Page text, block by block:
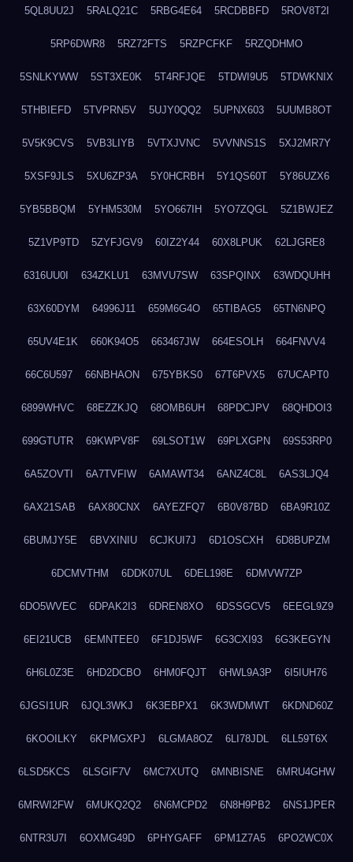
5QL8UU2J 5RALQ21C 5RBG4E64 5RCDBBFD 5ROV8T2I
5RP6DWR8 5RZ72FTS 5RZPCFKF 5RZQDHMO
5SNLKYWW 5ST3XE0K 5T4RFJQE 5TDWI9U5 5TDWKNIX
5THBIEFD 5TVPRN5V 5UJY0QQ2 5UPNX603 5UUMB8OT
5V5K9CVS 5VB3LIYB 5VTXJVNC 5VVNNS1S 5XJ2MR7Y
5XSF9JLS 5XU6ZP3A 5Y0HCRBH 5Y1QS60T 5Y86UZX6
5YB5BBQM 5YHM530M 5YO667IH 5YO7ZQGL 5Z1BWJEZ
5Z1VP9TD 5ZYFJGV9 60IZ2Y44 60X8LPUK 62LJGRE8
6316UU0I 634ZKLU1 63MVU7SW 63SPQINX 63WDQUHH
63X60DYM 64996J11 659M6G4O 65TIBAG5 65TN6NPQ
65UV4E1K 660K94O5 663467JW 664ESOLH 664FNVV4
66C6U597 66NBHAON 675YBKS0 67T6PVX5 67UCAPT0
6899WHVC 68EZZKJQ 68OMB6UH 68PDCJPV 68QHDOI3
699GTUTR 69KWPV8F 69LSOT1W 69PLXGPN 69S53RP0
6A5ZOVTI 6A7TVFIW 6AMAWT34 6ANZ4C8L 6AS3LJQ4
6AX21SAB 6AX80CNX 6AYEZFQ7 6B0V87BD 6BA9R10Z
6BUMJY5E 6BVXINIU 6CJKUI7J 6D1OSCXH 6D8BUPZM
6DCMVTHM 6DDK07UL 6DEL198E 6DMVW7ZP
6DO5WVEC 6DPAK2I3 6DREN8XO 6DSSGCV5 6EEGL9Z9
6EI21UCB 6EMNTEE0 6F1DJ5WF 6G3CXI93 6G3KEGYN
6H6L0Z3E 6HD2DCBO 6HM0FQJT 6HWL9A3P 6I5IUH76
6JGSI1UR 6JQL3WKJ 6K3EBPX1 6K3WDMWT 6KDND60Z
6KOOILKY 6KPMGXPJ 6LGMA8OZ 6LI78JDL 6LL59T6X
6LSD5KCS 6LSGIF7V 6MC7XUTQ 6MNBISNE 6MRU4GHW
6MRWI2FW 6MUKQ2Q2 6N6MCPD2 6N8H9PB2 6NS1JPER
6NTR3U7I 6OXMG49D 6PHYGAFF 6PM1Z7A5 6PO2WC0X